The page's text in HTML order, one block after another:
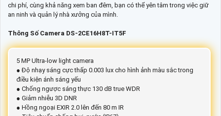
chi phí, cùng khả năng xem ban đêm, bạn có thể yên tâm trong việc giữ
an ninh và quản lý nhà xưởng của mình.
Thông Số Camera DS-2CE16H8T-IT5F
5 MP Ultra-low light camera
● Độ nhạy sáng cực thấp 0.003 lux cho hình ảnh màu sắc trong
điều kiện ánh sáng yếu
● Chống ngược sáng thực 130 dB true WDR
● Giảm nhiễu 3D DNR
● Hồng ngoại EXIR 2.0 lên đến 80 m IR